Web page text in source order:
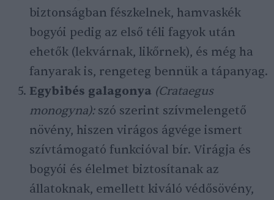
biztonságban fészkelnek, hamvaskék
bogyói pedig az első téli fagyok után
ehetők (lekvárnak, likőrnek), és még ha
fanyarak is, rengeteg bennük a tápanyag.
Egybibés galagonya (Crataegus
monogyna): szó szerint szívmelengető
növény, hiszen virágos ágvége ismert
szívtámogató funkcióval bír. Virágja és
bogyói és élelmet biztosítanak az
állatoknak, emellett kiváló védősövény,